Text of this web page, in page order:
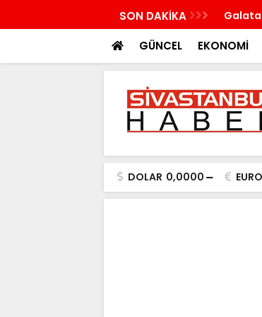
SON DAKİKA
çalışma ziyareti gerçekleştirecek
GÜNCEL EKONOMİ
DOLAR 0,0000 EURO